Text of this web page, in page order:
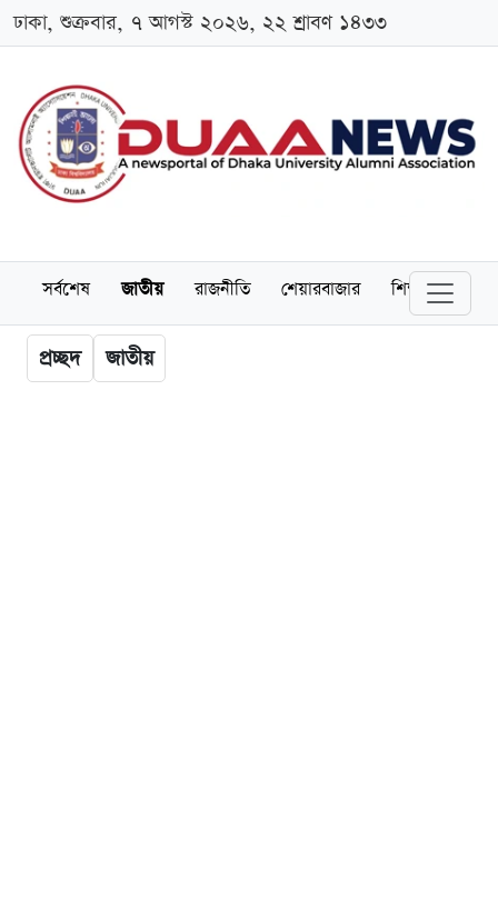
ঢাকা, শুক্রবার, ৭ আগস্ট ২০২৬, ২২ শ্রাবণ ১৪৩৩
সর্বশেষ জাতীয় রাজনীতি শেয়ারবাজার শিক্ষা
প্রচ্ছদ জাতীয়